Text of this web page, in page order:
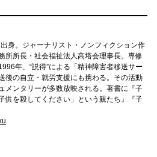
身。ジャーナリスト・ノンフィクション作
所所長・社会福祉法人高塔会理事長。専修
年、“説得”による「精神障害者移送サー
後の自立・就労支援にも携わる。その活動
メンタリーが多数放映される。著書に『子
供を殺してください」という親たち』『子